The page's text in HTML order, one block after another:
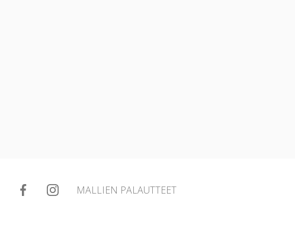
MALLIEN PALAUTTEET